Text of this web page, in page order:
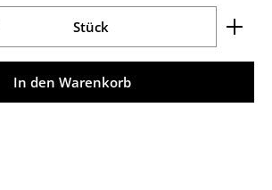
Gib den gewünschten Wert ein
Stück
In den Warenkorb